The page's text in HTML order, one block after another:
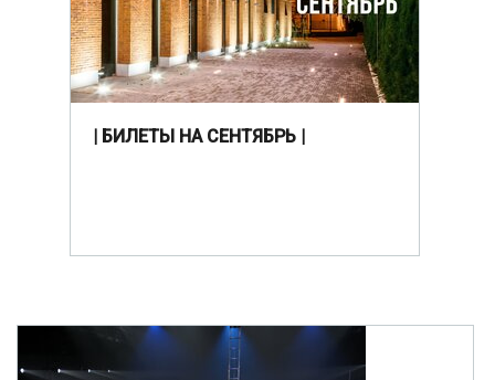
| БИЛЕТЫ НА СЕНТЯБРЬ |